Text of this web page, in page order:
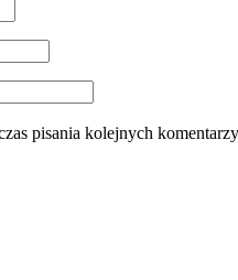
pisania kolejnych